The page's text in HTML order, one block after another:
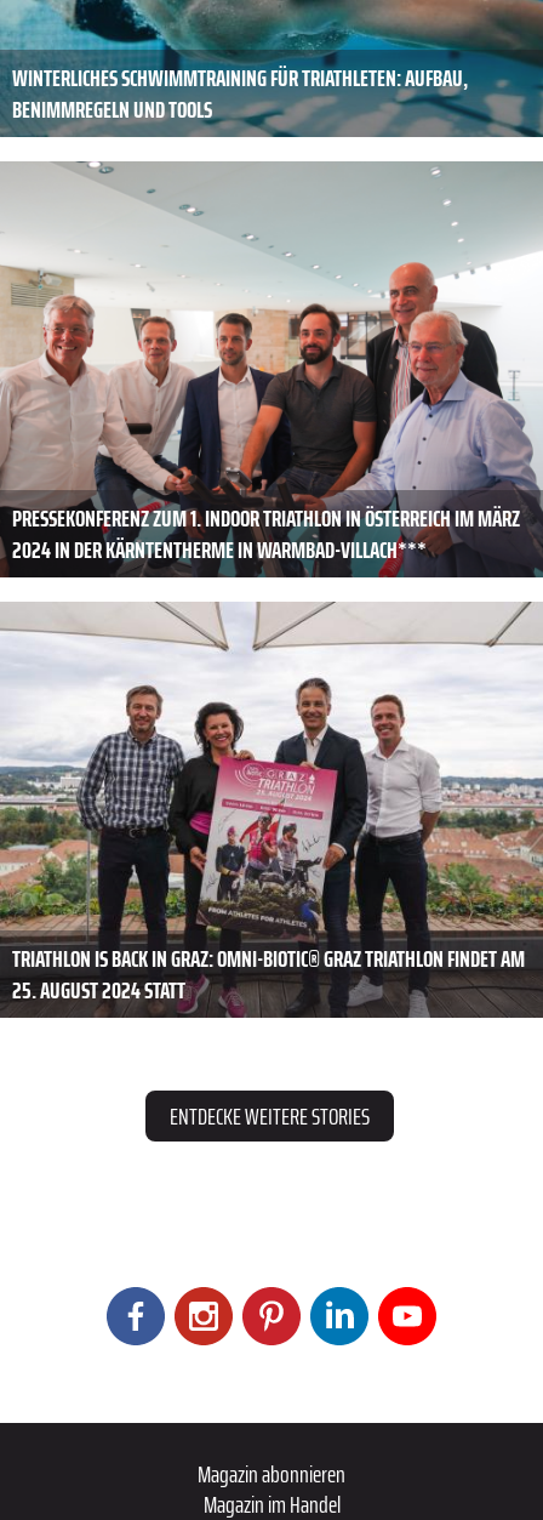
WINTERLICHES SCHWIMMTRAINING FÜR TRIATHLETEN: AUFBAU,
BENIMMREGELN UND TOOLS
PRESSEKONFERENZ ZUM 1. INDOOR TRIATHLON IN ÖSTERREICH IM MÄRZ
2024 IN DER KÄRNTENTHERME IN WARMBAD-VILLACH***
TRIATHLON IS BACK IN GRAZ: OMNI-BIOTIC® GRAZ TRIATHLON FINDET AM
25. AUGUST 2024 STATT
ENTDECKE WEITERE STORIES
Magazin abonnieren
Magazin im Handel